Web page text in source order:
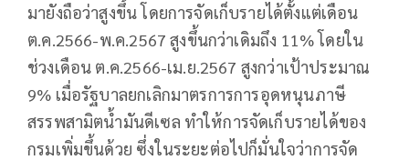
มายังถือว่าสูงขึ้น โดยการจัดเก็บรายได้ตั้งแต่เดือน
ต.ค.2566-พ.ค.2567 สูงขึ้นกว่าเดิมถึง 11% โดยใน
ช่วงเดือน ต.ค.2566-เม.ย.2567 สูงกว่าเป้าประมาณ
9% เมื่อรัฐบาลยกเลิกมาตรการการอุดหนุนภาษี
สรรพสามิตน้ำมันดีเซล ทำให้การจัดเก็บรายได้ของ
กรมเพิ่มขึ้นด้วย ซึ่งในระยะต่อไปก็มั่นใจว่าการจัด